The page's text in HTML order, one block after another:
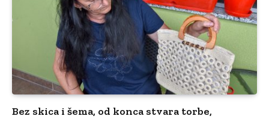
Bez skica i šema, od konca stvara torbe,